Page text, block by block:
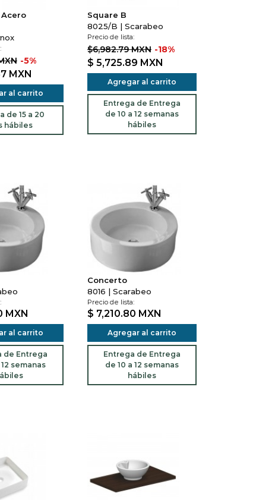
-5%
MXN
al carrito
de 15 a 20
hábiles
Square B
8025/B | Scarabeo
Precio de lista:
$6,982.79 MXN -18%
$ 5,725.89 MXN
Agregar al carrito
Entrega de Entrega
de 10 a 12 semanas
hábiles
MXN
al carrito
de Entrega
semanas
Concerto
8016 | Scarabeo
Precio de lista:
$ 7,210.80 MXN
Agregar al carrito
Entrega de Entrega
de 10 a 12 semanas
hábiles